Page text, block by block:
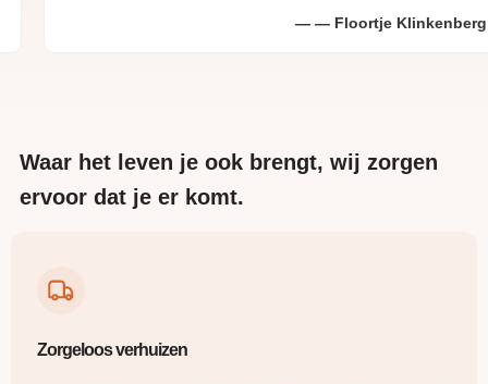
Floortje Klinkenberg
Waar het leven je ook brengt, wij zorgen
ervoor dat je er komt.
Zorgeloos verhuizen